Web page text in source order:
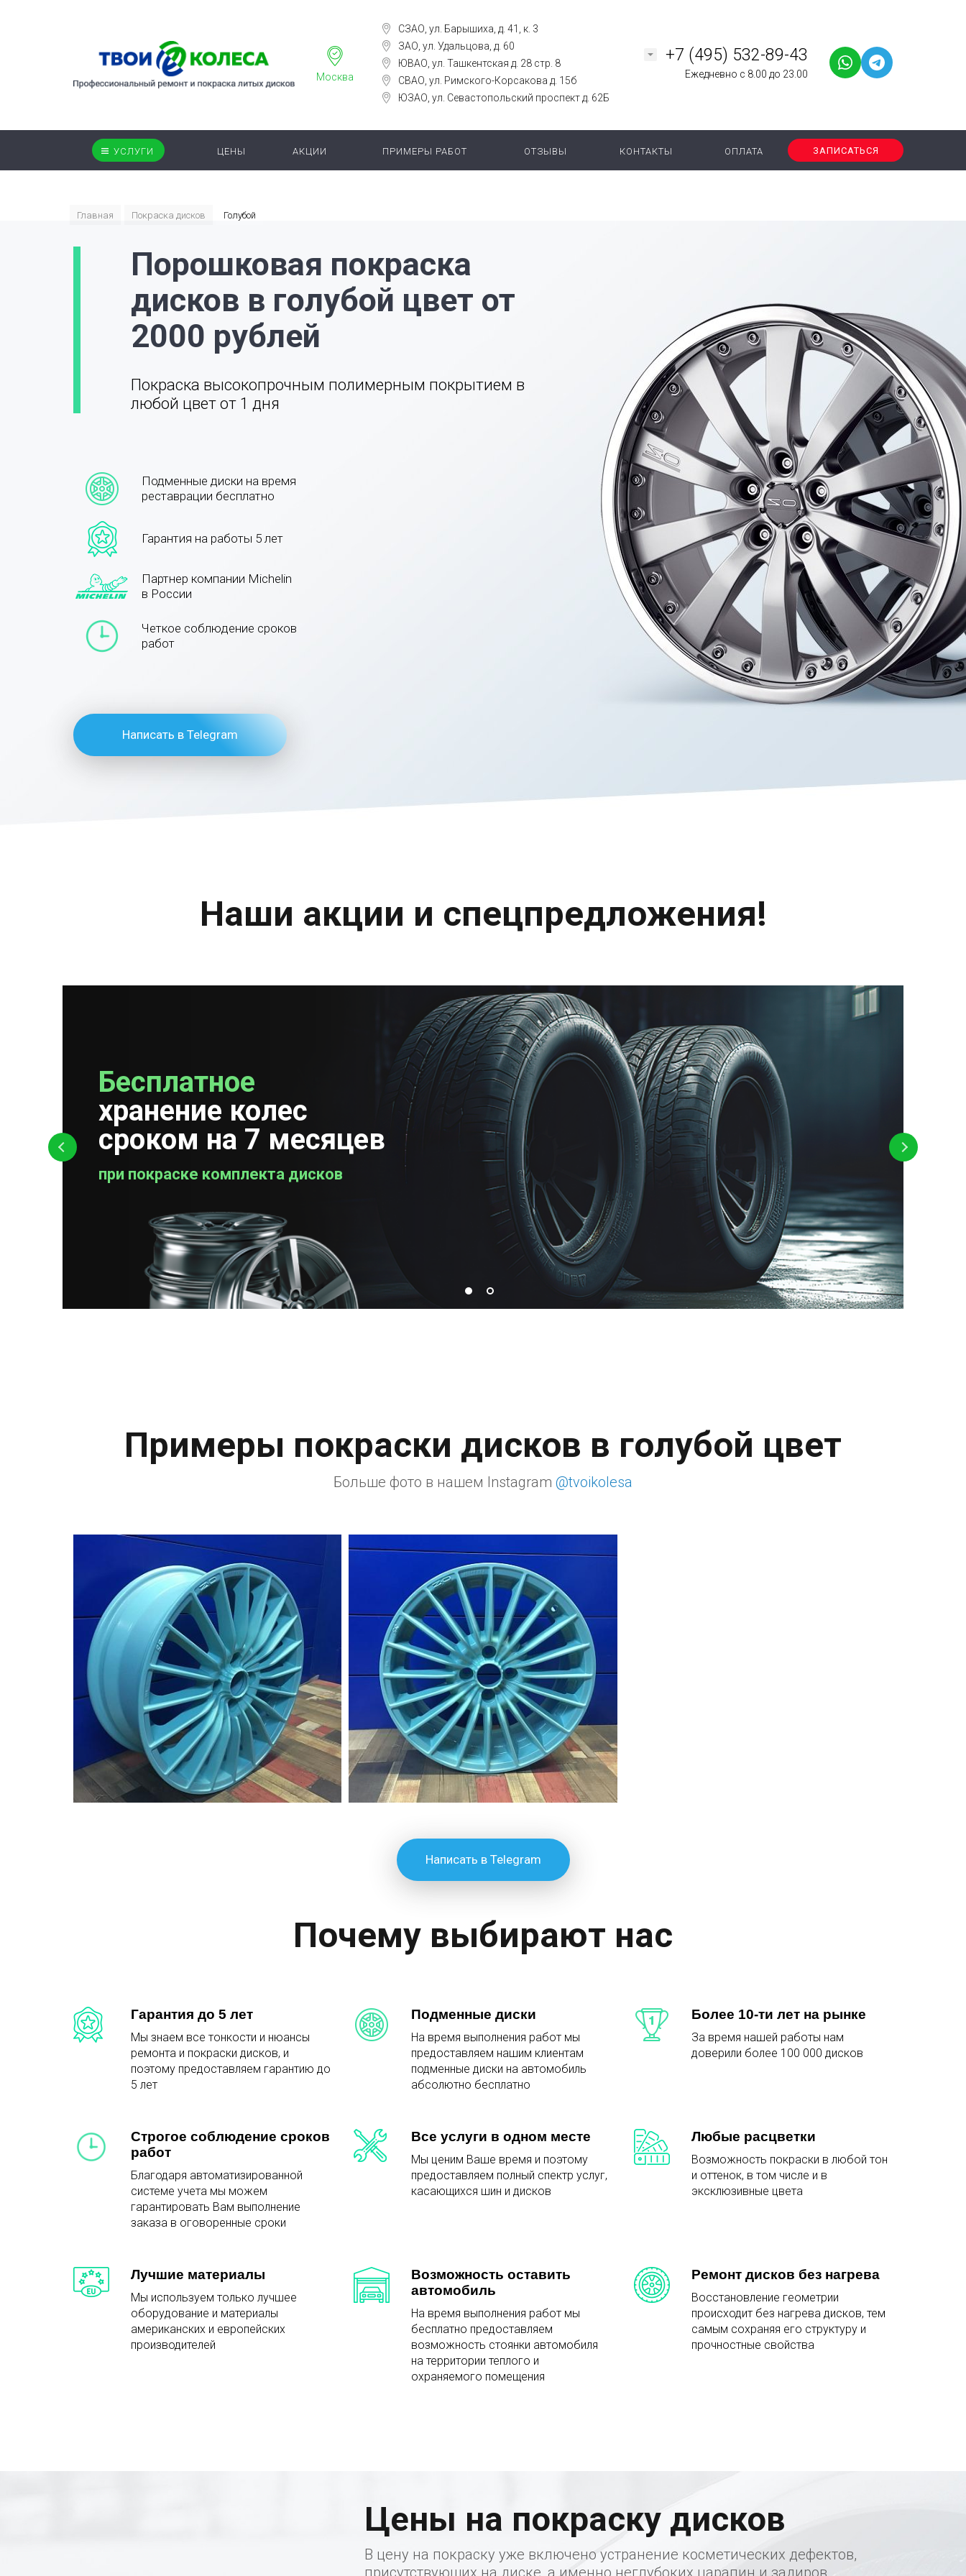
Москва
СЗАО, ул. Барышиха, д. 41, к. 3
ЗАО, ул. Удальцова, д. 60
ЮВАО, ул. Ташкентская д. 28 стр. 8
СВАО, ул. Римского-Корсакова д. 15б
ЮЗАО, ул. Севастопольский проспект д. 62Б
+7 (495) 532-89-43
Ежедневно с 8.00 до 23.00
УСЛУГИ ЦЕНЫ АКЦИИ ПРИМЕРЫ РАБОТ ОТЗЫВЫ КОНТАКТЫ ОПЛАТА ЗАПИСАТЬСЯ
Главная Покраска дисков Голубой
Порошковая покраска
дисков в голубой цвет от
2000 рублей
Покраска высокопрочным полимерным покрытием в
любой цвет от 1 дня
Подменные диски на время
реставрации бесплатно
Гарантия на работы 5 лет
Партнер компании Michelin
в России
Четкое соблюдение сроков
работ
Написать в Telegram
Наши акции и спецпредложения!
Бесплатное
хранение колес
сроком на 7 месяцев
при покраске комплекта дисков
Бесплатная
проверка колес
Примеры покраски дисков в голубой цвет
Больше фото в нашем Instagram @tvoikolesa
Написать в Telegram
Почему выбирают нас
Гарантия до 5 лет
Мы знаем все тонкости и нюансы
ремонта и покраски дисков, и
поэтому предоставляем гарантию до
5 лет
Подменные диски
На время выполнения работ мы
предоставляем нашим клиентам
подменные диски на автомобиль
абсолютно бесплатно
Более 10-ти лет на рынке
За время нашей работы нам
доверили более 100 000 дисков
Строгое соблюдение сроков
работ
Благодаря автоматизированной
системе учета мы можем
гарантировать Вам выполнение
заказа в оговоренные сроки
Все услуги в одном месте
Мы ценим Ваше время и поэтому
предоставляем полный спектр услуг,
касающихся шин и дисков
Любые расцветки
Возможность покраски в любой тон
и оттенок, в том числе и в
эксклюзивные цвета
Лучшие материалы
Мы используем только лучшее
оборудование и материалы
американских и европейских
производителей
Возможность оставить
автомобиль
На время выполнения работ мы
бесплатно предоставляем
возможность стоянки автомобиля
на территории теплого и
охраняемого помещения
Ремонт дисков без нагрева
Восстановление геометрии
происходит без нагрева дисков, тем
самым сохраняя его структуру и
прочностные свойства
Цены на покраску дисков
В цену на покраску уже включено устранение косметических дефектов,